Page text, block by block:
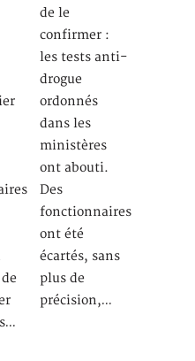
de le
confirmer :
les tests anti-
drogue
ordonnés
dans les
ministères
ont abouti.
Des
fonctionnaires
ont été
écartés, sans
plus de
précision,…